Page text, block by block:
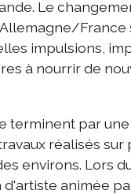
d'été
Die
hors les murs
d'été
Le
France
impulsions,
à nourrir de
terminent par une
réalisés sur
environs. Lors
animée